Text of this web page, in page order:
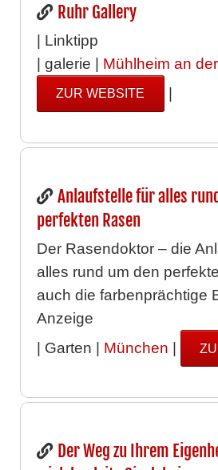
Ruhr Gallery
| Linktipp
| galerie | Mühlheim an
ZUR WEBSITE |
Anlaufstelle für alles
perfekten Rasen
Der Rasendoktor – die
alles rund um den
auch die farbenprächtige
Anzeige
| Garten | München |
Der Weg zu Ihrem